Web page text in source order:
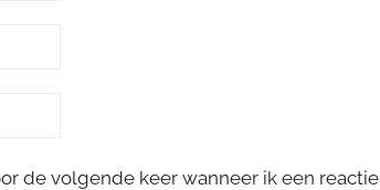
de volgende keer wanneer ik een reactie